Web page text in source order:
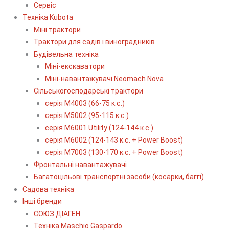
Сервіс
Технiка Kubota
Міні трактори
Трактори для садів і виноградників
Будівельна техніка
Міні-екскаватори
Міні-навантажувачі Neomach Nova
Сільськогосподарські трактори
серія М4003 (66-75 к.с.)
серія М5002 (95-115 к.с.)
серія M6001 Utility (124-144 к.с.)
серія М6002 (124-143 к.с. + Power Boost)
серія М7003 (130-170 к.с. + Power Boost)
Фронтальні навантажувачі
Багатоцільові транспортні засоби (косарки, баггі)
Садова техніка
Інші бренди
СОЮЗ ДІАГЕН
Техніка Maschio Gaspardo